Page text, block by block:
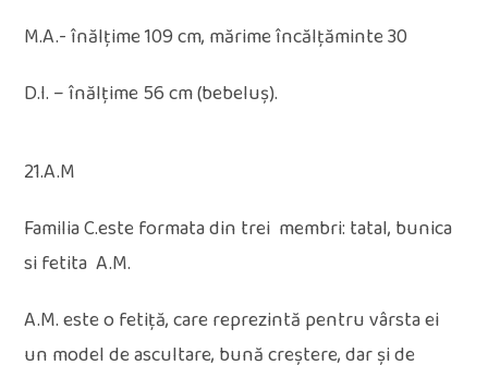
M.A.- înălțime 109 cm, mărime încălțăminte 30
D.I. – înălțime 56 cm (bebeluș).
21.A.M
Familia C.este formata din trei membri: tatal, bunica
si fetita A.M.
A.M. este o fetiță, care reprezintă pentru vârsta ei
un model de ascultare, bună creștere, dar și de